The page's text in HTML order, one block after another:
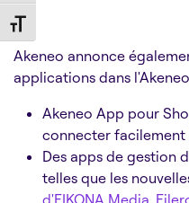
Toggle Font size
Akeneo annonce
applications dans
Akeneo App pour
connecter facilement
Des apps de gestion
telles que les
d'EIKONA Media,